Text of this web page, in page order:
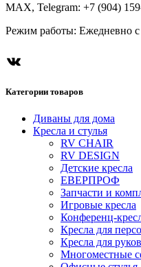
MAX, Telegram: +7 (904)
Режим работы: Ежедневно с
Категории товаров
Диваны для дома
Кресла и стулья
RV CHAIR
RV DESIGN
Детские кресла
ЕВЕРПРОФ
Запчасти и
Игровые кресла
Конференц-
Кресла для
Кресла для
Многоместные